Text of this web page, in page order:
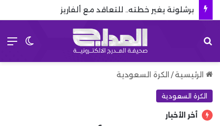
برشلونة يغير خطته.. للتعاقد مع ألفاريز
الرئيسية / الكرة السعودية
الكرة السعودية
أخر الأخبار